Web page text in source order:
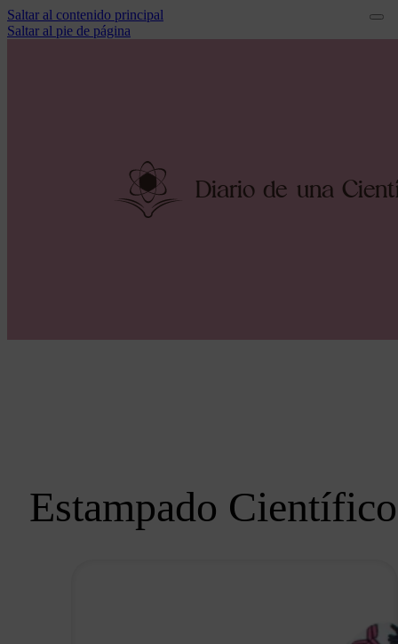
Saltar al contenido principal
Saltar al pie de página
Diario de una Cien
Estampado Científico